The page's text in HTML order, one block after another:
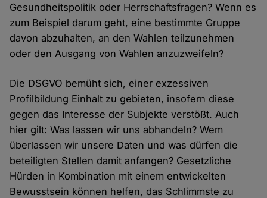
Gesundheitspolitik oder Herrschaftsfragen? Wenn es
zum Beispiel darum geht, eine bestimmte Gruppe
davon abzuhalten, an den Wahlen teilzunehmen
oder den Ausgang von Wahlen anzuzweifeln?
Die DSGVO bemüht sich, einer exzessiven
Profilbildung Einhalt zu gebieten, insofern diese
gegen das Interesse der Subjekte verstößt. Auch
hier gilt: Was lassen wir uns abhandeln? Wem
überlassen wir unsere Daten und was dürfen die
beteiligten Stellen damit anfangen? Gesetzliche
Hürden in Kombination mit einem entwickelten
Bewusstsein können helfen, das Schlimmste zu